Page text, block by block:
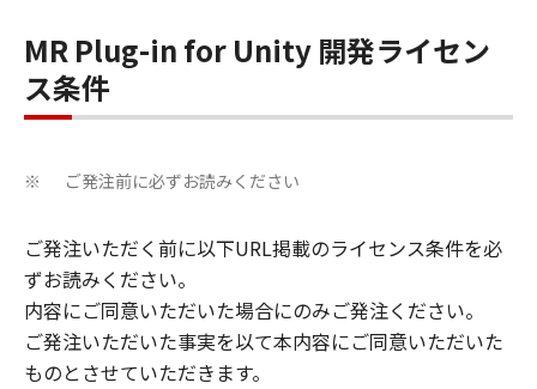
MR Plug-in for Unity 開発ライセン
ス条件
※ ご発注前に必ずお読みください
ご発注いただく前に以下URL掲載のライセンス条件を必
ずお読みください。
内容にご同意いただいた場合にのみご発注ください。
ご発注いただいた事実を以て本内容にご同意いただいた
ものとさせていただきます。